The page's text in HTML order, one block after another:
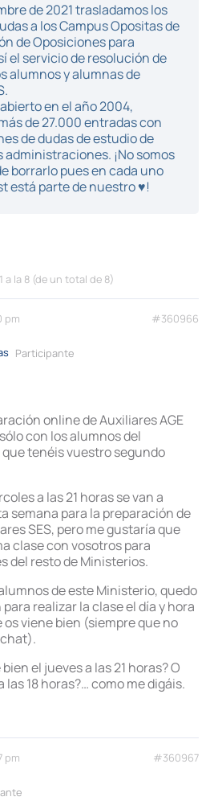
de 2021 trasladamos los
a los Campus Opositas de
de Oposiciones para
el servicio de resolución de
alumnos y alumnas de
en el año 2004,
de 27.000 entradas con
de dudas de estudio de
¡No somos
borrarlo pues en cada uno
está parte de nuestro ♥!
a la 8 (de un total de 8)
pm #360966
Participante
online de Auxiliares AGE
con los alumnos del
tenéis vuestro segundo
a las 21 horas se van a
semana para la preparación de
SES, pero me gustaría que
clase con vosotros para
del resto de Ministerios.
de este Ministerio, quedo
realizar la clase el día y hora
viene bien (siempre que no
el jueves a las 21 horas? O
18 horas?… como me digáis.
pm #360967